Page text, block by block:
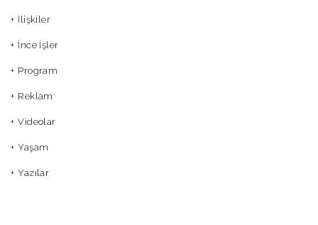
İlişkiler
İnce İşler
Program
Reklam
Videolar
Yaşam
Yazılar